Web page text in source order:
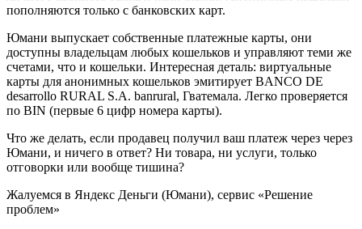
пополняются только с банковских карт.
Юмани выпускает собственные платежные карты, они
доступны владельцам любых кошельков и управляют теми же
счетами, что и кошельки. Интересная деталь: виртуальные
карты для анонимных кошельков эмитирует BANCO DE
desarrollo RURAL S.A. banrural, Гватемала. Легко проверяется
по BIN (первые 6 цифр номера карты).
Что же делать, если продавец получил ваш платеж через через
Юмани, и ничего в ответ? Ни товара, ни услуги, только
отговорки или вообще тишина?
Жалуемся в Яндекс Деньги (Юмани), сервис «Решение
проблем»